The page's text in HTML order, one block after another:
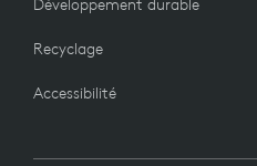
Développement durable
Recyclage
Accessibilité